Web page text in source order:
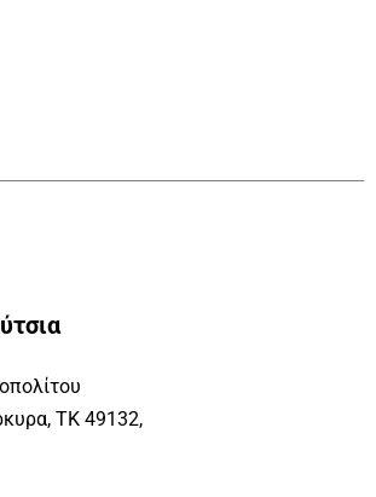
ΤΚ 49132,